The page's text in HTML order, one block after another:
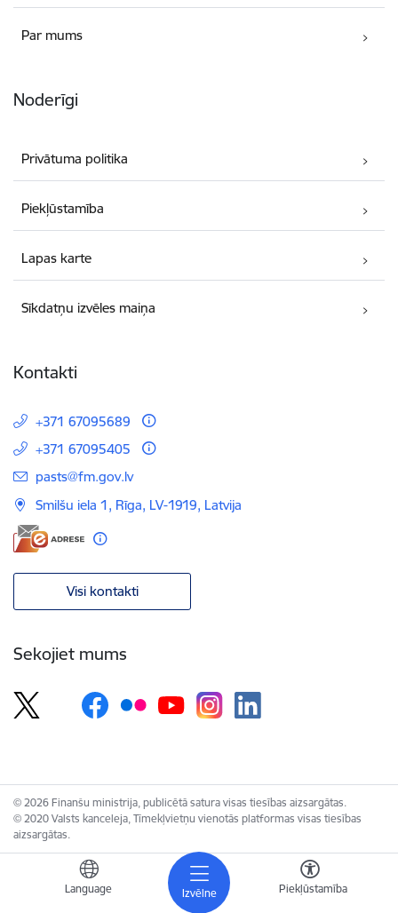
Izvēlne
Language Piekļūstamība
Par mums
Noderīgi
Privātuma politika
Piekļūstamība
Lapas karte
Sīkdatņu izvēles maiņa
Kontakti
+371 67095689
+371 67095405
E-pasts:
pasts@fm.gov.lv
Smilšu iela 1, Rīga, LV-1919, Latvija
Visi kontakti
Sekojiet mums
© 2026 Finanšu ministrija, publicētā satura visas tiesības aizsargātas.
© 2020 Valsts kanceleja, Tīmekļvietņu vienotās platformas visas tiesības
aizsargātas.